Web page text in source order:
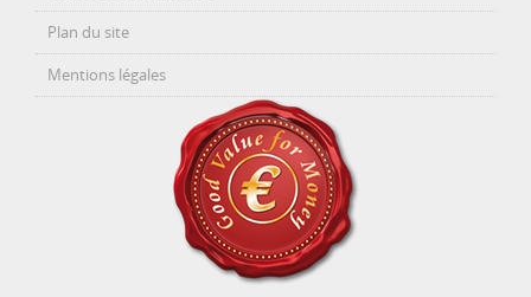
Plan du site
Mentions légales